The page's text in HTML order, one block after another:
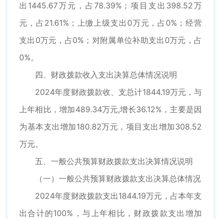
出1445.67万元，占78.39%；项目支出398.52万
元，占21.61%；上缴上级支出0万元，占0%；经营
支出0万元，占0%；对附属单位补助支出0万元，占
0%。
四、财政拨款收入支出决算总体情况说明
2024年度财政拨款收、支总计1844.19万元，与
上年相比，增加489.34万元,增长36.12%，主要是因
为基本支出增加180.82万元，项目支出增加308.52
万元。
五、一般公共预算财政拨款支出决算情况说明
（一）一般公共预算财政拨款支出决算总体情况
2024年度财政拨款支出1844.19万元，占本年支
出合计的100%，与上年相比，财政拨款支出增加